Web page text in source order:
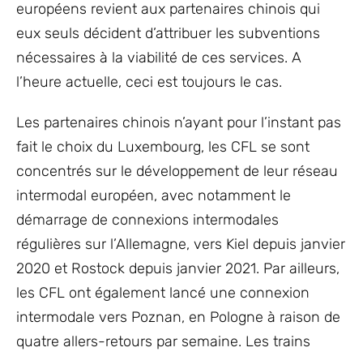
européens revient aux partenaires chinois qui
eux seuls décident d’attribuer les subventions
nécessaires à la viabilité de ces services. A
l’heure actuelle, ceci est toujours le cas.
Les partenaires chinois n’ayant pour l’instant pas
fait le choix du Luxembourg, les CFL se sont
concentrés sur le développement de leur réseau
intermodal européen, avec notamment le
démarrage de connexions intermodales
régulières sur l’Allemagne, vers Kiel depuis janvier
2020 et Rostock depuis janvier 2021. Par ailleurs,
les CFL ont également lancé une connexion
intermodale vers Poznan, en Pologne à raison de
quatre allers-retours par semaine. Les trains